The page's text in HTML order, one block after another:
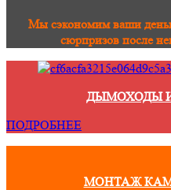
Мы сэкономим ваши
сюрпризов после
ДЫМОХОДЫ
ПОДРОБНЕЕ
МОНТАЖ